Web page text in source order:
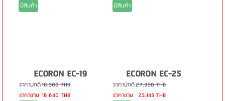
มีสินค้า
มีสินค้า
ECORON EC-19
ราคาปกติ18,500 THB
ราคาขาย 16,640 THB
ECORON EC-25
ราคาปกติ27,950 THB
ราคาขาย
25,145 THB